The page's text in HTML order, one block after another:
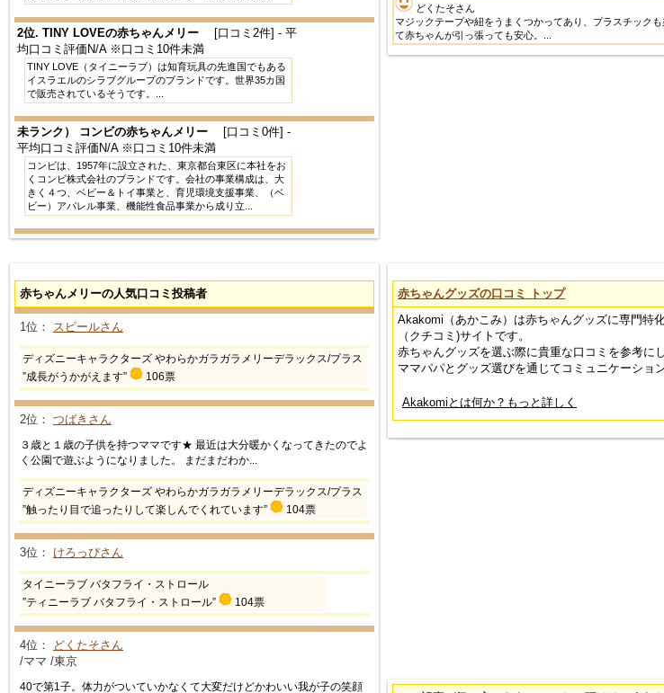
2位. TINY LOVEの赤ちゃんメリー
[口コミ2件] - 平
均口コミ評価N/A ※口コミ10件未満
TINY LOVE（タイニーラブ）は知育玩具の先進国でもある
イスラエルのシラブグループのブランドです。世界35カ国
で販売されているそうです。...
未ランク） コンビの赤ちゃんメリー
[口コミ0件] -
平均口コミ評価N/A ※口コミ10件未満
コンビは、1957年に設立された、東京都台東区に本社をお
くコンビ株式会社のブランドです。会社の事業構成は、大
きく４つ、ベビー＆トイ事業と、育児環境支援事業、（ベ
ビー）アパレル事業、機能性食品事業から成り立...
どくたそさん
マジックテープや紐をうまくつかってあり、プラスチック
て赤ちゃんが引っ張っても安心。...
赤ちゃんメリーの人気口コミ投稿者
1位： スピールさん
ディズニーキャラクターズ やわらかガラガラメリーデラックス/プラス
”成長がうかがえます”
106票
2位： つばきさん
３歳と１歳の子供を持つママです★ 最近は大分暖かくなってきたのでよ
く公園で遊ぶようになりました。 まだまだわか...
ディズニーキャラクターズ やわらかガラガラメリーデラックス/プラス
”触ったり目で追ったりして楽しんでくれています”
104票
3位： けろっぴさん
タイニーラブ バタフライ・ストロール
”ティニーラブ バタフライ・ストロール”
104票
4位：
どくたそさん
/ママ /東京
40で第1子。体力がついていかなくて大変だけどかわいい我が子の笑顔
赤ちゃんグッズの口コミ トップ
Akakomi（あかこみ）は赤ちゃんグッズに専門特
（クチコミ)サイトです。
赤ちゃんグッズを選ぶ際に貴重な口コミを参考に
ママパパとグッズ選びを通じてコミュニケーショ
Akakomiとは何か？もっと詳しく